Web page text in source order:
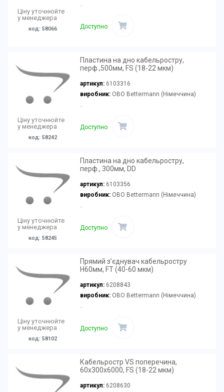
Ціну уточнюйте
у менеджера
код: 58066
..
Доступно
Ціну уточнюйте
у менеджера
код: 58242
Пластина на дно кабельростру,
перф.,500мм, FS (18-22 мкм)
артикул: 6103316
виробник:OBO Bettermann (Німеччина)
..
Доступно
Ціну уточнюйте
у менеджера
код: 58245
Пластина на дно кабельростру,
перф., 300мм, DD
артикул: 6103356
виробник:OBO Bettermann (Німеччина)
..
Доступно
Ціну уточнюйте
у менеджера
код: 58102
Прямий з’єднувач кабельростру
Н60мм, FT (40-60 мкм)
артикул: 6208843
виробник:OBO Bettermann (Німеччина)
..
Доступно
Кабельростр VS поперечина,
60х300х6000, FS (18-22 мкм)
артикул: 6208630